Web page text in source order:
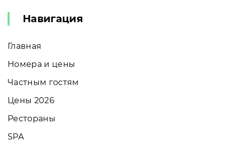
Навигация
Главная
Номера и цены
Частным гостям
Цены 2026
Рестораны
SPA